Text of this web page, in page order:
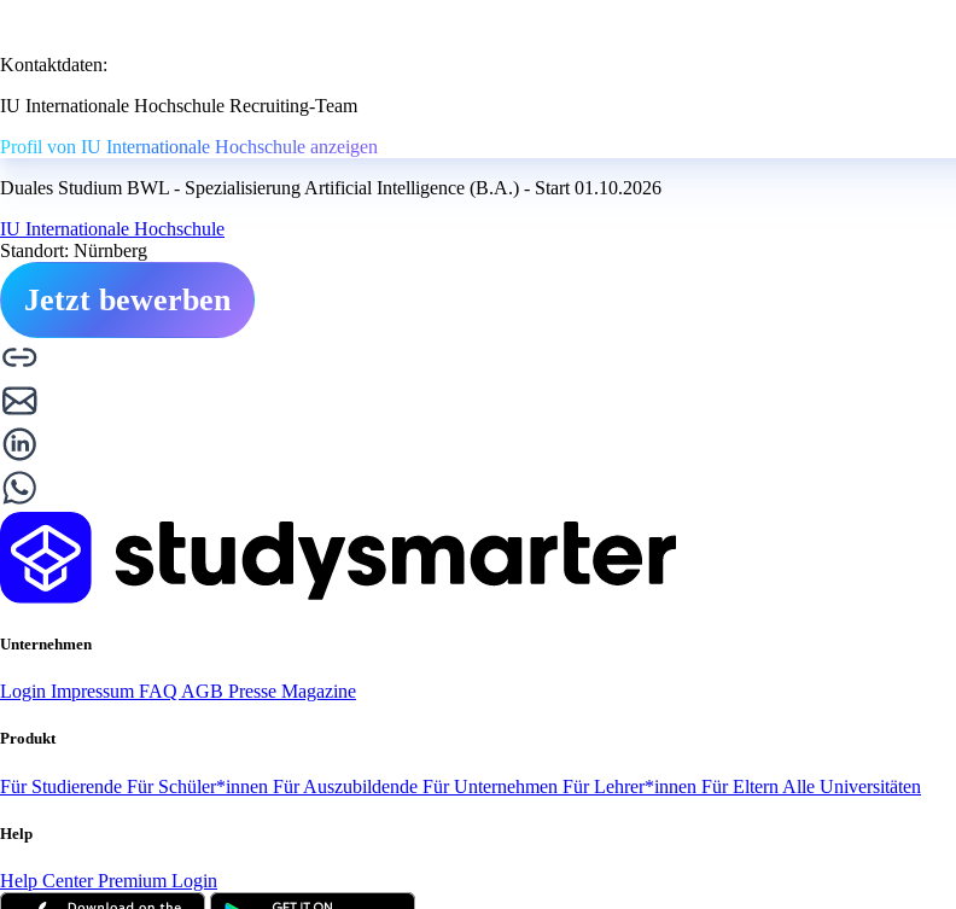
Kontaktdaten:
IU Internationale Hochschule Recruiting-Team
Profil von IU Internationale Hochschule anzeigen
Duales Studium BWL - Spezialisierung Artificial Intelligence (B.A.) - Start 01.10.2026
IU Internationale Hochschule
Standort: Nürnberg
Jetzt bewerben
Unternehmen
Login Impressum FAQ AGB Presse Magazine
Produkt
Für Studierende Für Schüler*innen Für Auszubildende Für Unternehmen Für Lehrer*innen Für Eltern Alle Universitäten
Help
Help CenterPremium Login